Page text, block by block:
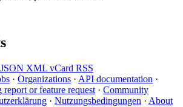
JSON XML vCard RSS
· Organizations · API documentation ·
report or feature request · Community
· Nutzungsbedingungen · About